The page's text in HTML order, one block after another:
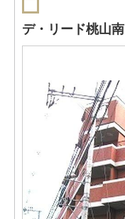
デ・リード桃山南